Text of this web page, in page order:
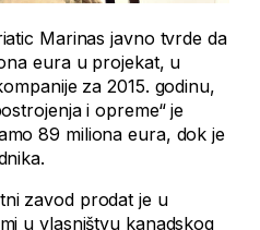
Marinas javno tvrde da
eura u projekat, u
za 2015. godinu,
i opreme“ je
89 miliona eura, dok je
zavod prodat je u
u vlasništvu kanadskog